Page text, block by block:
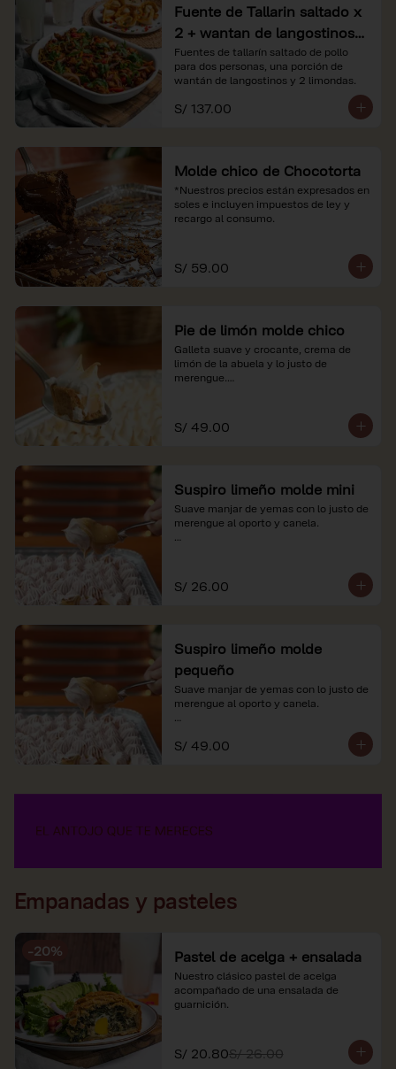
Fuente de Tallarin saltado x
2 + wantan de langostinos +
2 limonadas
Fuentes de tallarín saltado de pollo
para dos personas, una porción de
wantán de langostinos y 2 limondas.
S/ 137.00
Molde chico de Chocotorta
*Nuestros precios están expresados en
soles e incluyen impuestos de ley y
recargo al consumo.
S/ 59.00
Pie de limón molde chico
Galleta suave y crocante, crema de
limón de la abuela y lo justo de
merengue.
soles e incluyen impuestos de ley y
recargo al consumo.
S/ 49.00
Suspiro limeño molde mini
Suave manjar de yemas con lo justo de
merengue al oporto y canela.
S/ 26.00
Suspiro limeño molde
pequeño
Suave manjar de yemas con lo justo de
merengue al oporto y canela.
*Nuestros precios están expresados en
soles e incluyen impuestos de ley y
S/ 49.00
Empanadas y pasteles
-20% Pastel de acelga + ensalada
Nuestro clásico pastel de acelga
acompañado de una ensalada de
guarnición.
S/ 20.80S/ 26.00